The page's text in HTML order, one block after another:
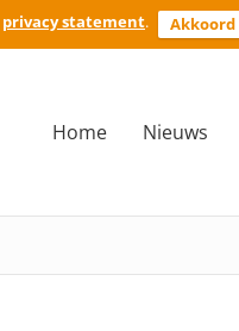
privacy statement.
Akkoord
Home Nieuws